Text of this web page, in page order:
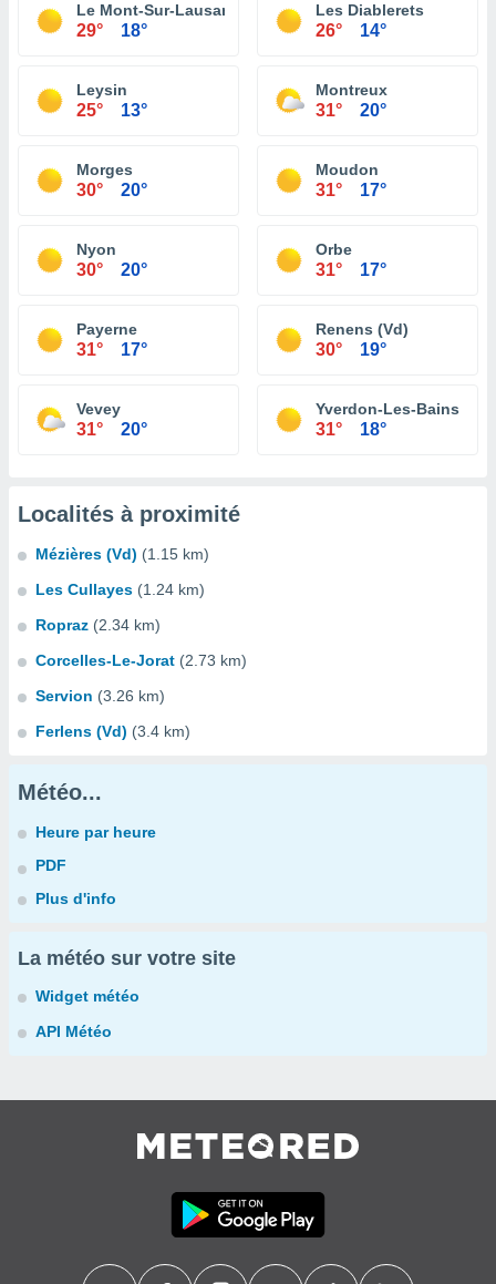
Le Mont-Sur-Lausanne
29° 18°
Les Diablerets
26° 14°
Leysin
25° 13°
Montreux
31° 20°
Morges
30° 20°
Moudon
31° 17°
Nyon
30° 20°
Orbe
31° 17°
Payerne
31° 17°
Renens (Vd)
30° 19°
Vevey
31° 20°
Yverdon-Les-Bains
31° 18°
Localités à proximité
Mézières (Vd) (1.15 km)
Les Cullayes (1.24 km)
Ropraz (2.34 km)
Corcelles-Le-Jorat (2.73 km)
Servion (3.26 km)
Ferlens (Vd) (3.4 km)
Météo...
Heure par heure
PDF
Plus d'info
La météo sur votre site
Widget météo
API Météo